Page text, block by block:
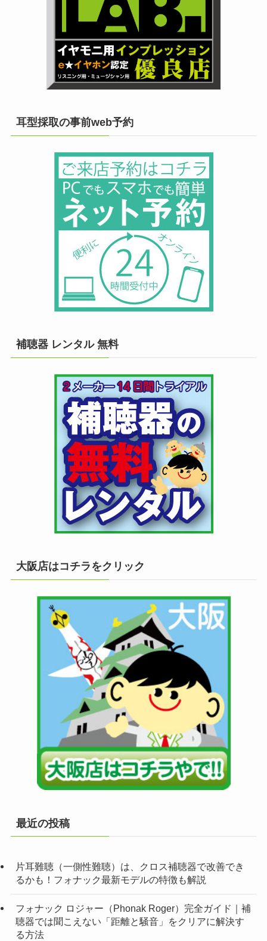
耳型採取の事前web予約
補聴器 レンタル 無料
大阪店はコチラをクリック
最近の投稿
片耳難聴（一側性難聴）は、クロス補聴器で改善でき
るかも！フォナック最新モデルの特徴も解説
フォナック ロジャー（Phonak Roger）完全ガイド｜補
聴器では聞こえない「距離と騒音」をクリアに解決す
る方法